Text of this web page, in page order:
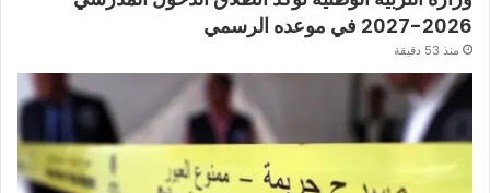
2026-2027 في موعده الرسمي
منذ 53 دقيقة